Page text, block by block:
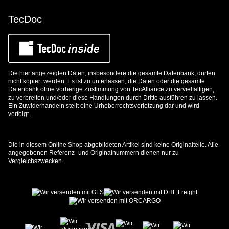
TecDoc
Die hier angezeigten Daten, insbesondere die gesamte Datenbank, dürfen
nicht kopiert werden. Es ist zu unterlassen, die Daten oder die gesamte
Datenbank ohne vorherige Zustimmung von TecAlliance zu vervielfältigen,
zu verbreiten und/oder diese Handlungen durch Dritte ausführen zu lassen.
Ein Zuwiderhandeln stellt eine Urheberrechtsverletzung dar und wird
verfolgt.
Die in diesem Online Shop abgebildeten Artikel sind keine Originalteile. Alle
angegebenen Referenz- und Originalnummern dienen nur zu
Vergleichszwecken.